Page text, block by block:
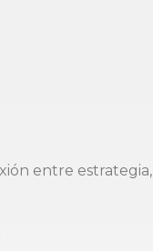
entre estrategia,